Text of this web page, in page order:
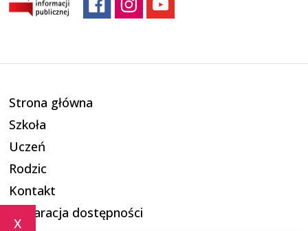
x
Strona główna
Szkoła
Uczeń
Rodzic
Kontakt
Deklaracja dostępności